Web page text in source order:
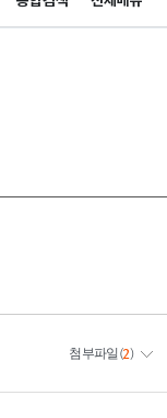
첨부파일 (2)